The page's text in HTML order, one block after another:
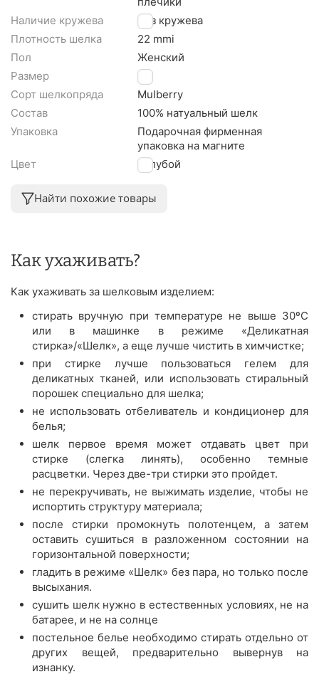
Наличие кружева
Без кружева
Плотность шелка
22 mmi
Пол
Женский
Размер
M
Сорт шелкопряда
Mulberry
Состав
100% натуальный шелк
Упаковка
Подарочная фирменная
упаковка на магните
Цвет
Голубой
Найти похожие товары
Как ухаживать?
Как ухаживать за шелковым изделием:
стирать вручную при температуре не выше 30ºС
или в машинке в режиме «Деликатная
стирка»/«Шелк», а еще лучше чистить в химчистке;
при стирке лучше пользоваться гелем для
деликатных тканей, или использовать стиральный
порошек специально для шелка;
не использовать отбеливатель и кондиционер для
белья;
шелк первое время может отдавать цвет при
стирке (слегка линять), особенно темные
расцветки. Через две-три стирки это пройдет.
не перекручивать, не выжимать изделие, чтобы не
испортить структуру материала;
после стирки промокнуть полотенцем, а затем
оставить сушиться в разложенном состоянии на
горизонтальной поверхности;
гладить в режиме «Шелк» без пара, но только после
высыхания.
сушить шелк нужно в естественных условиях, не на
батарее, и не на солнце
постельное белье необходимо стирать отдельно от
других вещей, предварительно вывернув на
изнанку.